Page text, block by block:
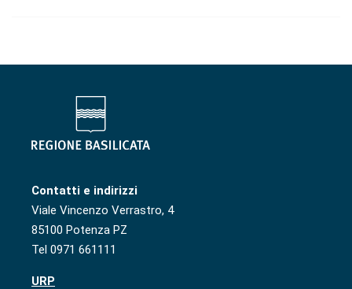
Contatti e indirizzi
Viale Vincenzo Verrastro, 4
85100 Potenza PZ
Tel 0971 661111
URP